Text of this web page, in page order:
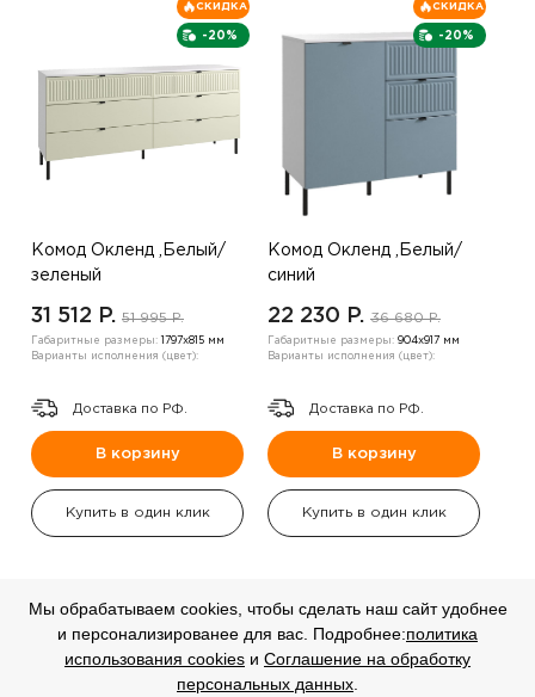
-20%
СКИДКА
Комод Окленд ,Белый/
зеленый
31 512 P. 51 995 P.
Габаритные размеры:
1797х815 мм
Варианты исполнения (цвет):
Доставка по РФ.
В корзину
Купить в один клик
-20%
СКИДКА
Комод Окленд ,Белый/
синий
22 230 P. 36 680 P.
Габаритные размеры: 904х917 мм
Варианты исполнения (цвет):
Доставка по РФ.
В корзину
Купить в один клик
-20%
СКИДКА СКИДКА
Мы обрабатываем cookies, чтобы сделать наш сайт удобнее
и персонализированее для вас. Подробнее:политика
использования cookies и Соглашение на обработку
персональных данных